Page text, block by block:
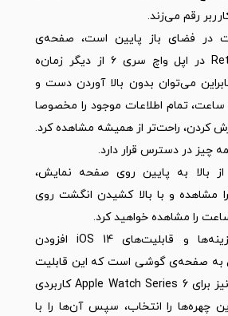
رقم می‌زند.
در فضای باز پایین است، صفحه‌ی
همیشه روشن Retina در اپل واچ سری ۶ از دیگر زمان‌ه
می‌توان بدون بالا آوردن دست و
تمام اطلاعات موجود را مخصوصا
کردن، راحت‌تر از همیشه مشاهده کرد.
بالا به پایین روی صفحه نمایش،
مشاهده و با بالا کشیدن انگشت روی
را مشاهده خواهید کرد.
یکی از بهتیرن گزینه‌ها و قابلیت‌های iOS 14 افزودن
به صفحه‌ی گوشی است که این قابلیت
در قالب واچ فیس نیز برای Apple Watch Series 6 کاربردی
چهره‌ها را انتخاب، سپس آن‌ها را با